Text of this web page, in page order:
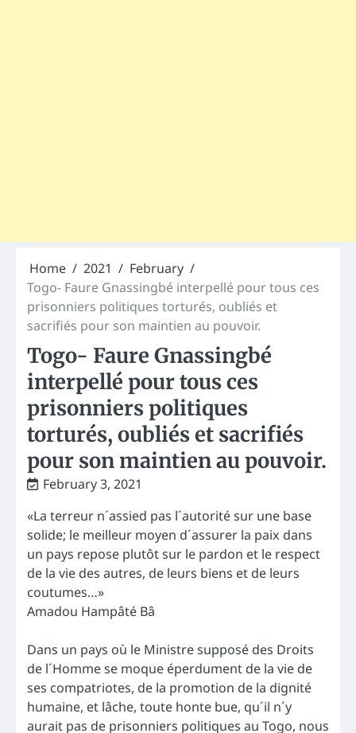
Home 2021
February
Togo- Faure Gnassingbé interpellé pour tous ces
prisonniers politiques torturés, oubliés et
sacrifiés pour son maintien au pouvoir.
Togo- Faure Gnassingbé
interpellé pour tous ces
prisonniers politiques
torturés, oubliés et sacrifiés
pour son maintien au pouvoir.
February 3, 2021
«La terreur n´assied pas l´autorité sur une base
solide; le meilleur moyen d´assurer la paix dans
un pays repose plutôt sur le pardon et le respect
de la vie des autres, de leurs biens et de leurs
coutumes…»
Amadou Hampâté Bâ
Dans un pays où le Ministre supposé des Droits
de l´Homme se moque éperdument de la vie de
ses compatriotes, de la promotion de la dignité
humaine, et lâche, toute honte bue, qu´il n´y
aurait pas de prisonniers politiques au Togo, nous